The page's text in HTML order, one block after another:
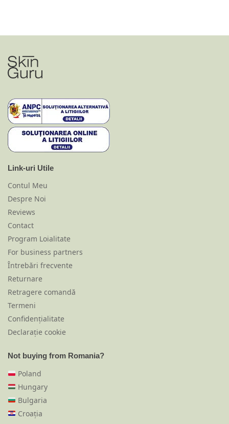
Link-uri Utile
Contul Meu
Despre Noi
Reviews
Contact
Program Loialitate
For business partners
Întrebări frecvente
Returnare
Retragere comandă
Termeni
Confidențialitate
Declarație cookie
Not buying from Romania?
Poland
Hungary
Bulgaria
Croația